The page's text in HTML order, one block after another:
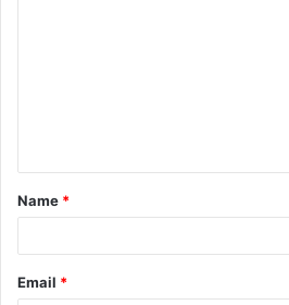
t
*
Name *
Email *